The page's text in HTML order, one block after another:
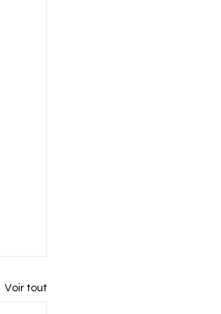
Voir tout